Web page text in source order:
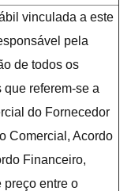
vinculada a este
pela
de todos os
que referem-se a
do Fornecedor
Comercial, Acordo
Financeiro,
preço entre o